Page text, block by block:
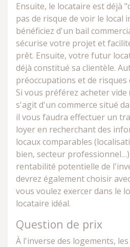
Ensuite, le locataire est déjà
pas de risque de voir le local
bénéficiez d'un bail
sécurise votre projet et
prêt. Ensuite, votre futur
déjà constitué sa clientèle.
préoccupations et de risques
Si vous préférez acheter
s'agit d'un commerce situé
il vous faudra effectuer un
loyer en recherchant des
locaux comparables
bien, secteur
rentabilité potentielle de
devrez également choisir
vous voulez exercer dans le
locataire idéal.
Question de prix
À l'inverse des logements,